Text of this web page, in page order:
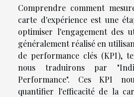
Comprendre comment
carte d'expérience est une
optimiser l'engagement des
généralement réalisé en
de performance clés (KPI),
nous traduirons par
Performance". Ces KPI
quantifier l'efficacité de la